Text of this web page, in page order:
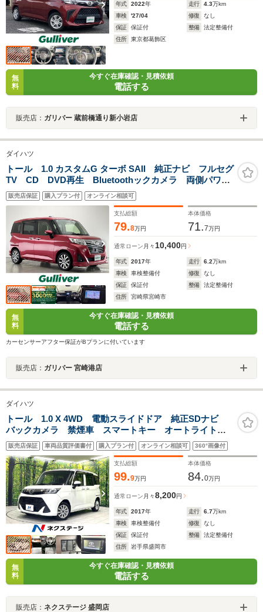
年式 2022年 走行 4.3万km
車検
'27/04 修復
なし
保証
保証付 整備
法定整備付
住所
東京都葛飾区
無
料
今すぐ在庫確認・見積依頼
電話する
販売店： ガリバー 蔵前橋通り新小岩店
ダイハツ
トール 1.0 カスタムG ターボ SAII 純正ナビ フルセグ
TV CD DVD再生 Bluetoothックカメラ 両側パワー
スライドドア ETC ドライブレコーダー 衝突軽減ブ
レーキ 横滑り防止機能 LED フォグ クルーズコン
販売店保証 購入プラン付 オンライン相談可
支払総額
79.8万円
本体価格
71.7万円
通常ローン 月々 10,400円
年式 2017年 走行 6.2万km
車検
車検整備付 修復
なし
保証
保証付 整備
法定整備付
住所
宮崎県宮崎市
無
料
今すぐ在庫確認・見積依頼
電話する
カーセンサーアフター保証がBプランに付いています
販売店： ガリバー 宮崎港店
ダイハツ
トール 1.0 X 4WD 電動スライドドア 純正SDナビ
バックカメラ 禁煙車 スマートキー オートライト
ダイヤル調整エアコン アイドリングストップ 衝突安
全ボディ ドアバイザー 盗難防止装置 横滑り防止装
置 14インチAW
販売店保証 車両品質評価書付 購入プラン付 オンライン相談可 360°画像付
支払総額
99.9万円
本体価格
84.0万円
通常ローン 月々8,200円
年式 2017年 走行 6.7万km
車検
車検整備付 修復
なし
保証
保証付 整備
法定整備付
住所
岩手県盛岡市
無
料
今すぐ在庫確認・見積依頼
電話する
販売店： ネクステージ 盛岡店